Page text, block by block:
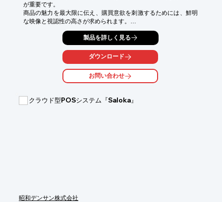
が重要です。
商品の魅力を最大限に伝え、購買意欲を刺激するためには、鮮明
な映像と視認性の高さが求められます。
また、多様なコンテンツを柔軟に表示できることも重要です。
e-screen98は、98インチの大型タッチスクリーンとWindows
11/AndroidのデュアルOSにより、これらの課題を解決します。
鮮明な4K表示で、商品の詳細な情報や動画を効果的に表示し、顧
客の目を引きます。
タッチ操作や無線プロジェクション機能により、インタラクティ
これにより、顧客体験を向上させ、売上増加に貢献します。
製品を詳しく見る
ダウンロード
お問い合わせ
クラウド型POSシステム『Saloka』
昭和デンサン株式会社